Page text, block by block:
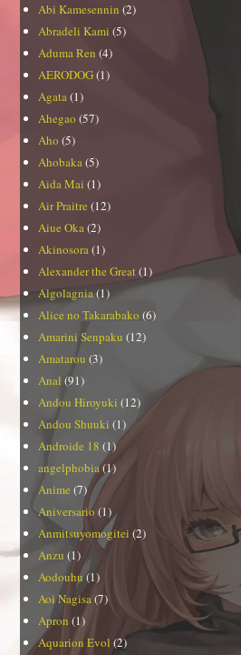
Abi Kamesennin (2)
Abradeli Kami (5)
Aduma Ren (4)
AERODOG(1)
Agata(1)
Ahegao (57)
Aho (5)
Ahobaka(5)
Aida Mai (1)
Air Praitre (12)
Aiue Oka(2)
Akinosora(1)
Alexander the Great (1)
Algolagnia(1)
Alice no Takarabako (6)
Amarini Senpaku (12)
Amatarou (3)
Anal (91)
Andou Hiroyuki (12)
Andou Shuuki (1)
Androide 18 (1)
angelphobia(1)
Anime (7)
Aniversario (1)
Anmitsuyomogitei (2)
Anzu (1)
Aodouhu(1)
Aoi Nagisa(7)
Apron (1)
Aquarion Evol (2)